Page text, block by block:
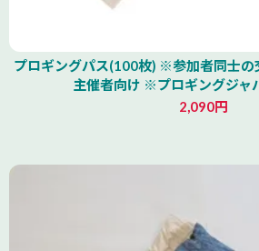
プロギングパス(100枚) ※参加者同士
主催者向け ※プロギングジャ
2,090円